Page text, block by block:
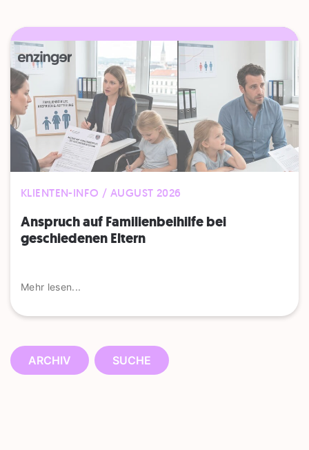
KLIENTEN-INFO / AUGUST 2026
Anspruch auf Familienbeihilfe bei
geschiedenen Eltern
Mehr lesen...
ARCHIV SUCHE